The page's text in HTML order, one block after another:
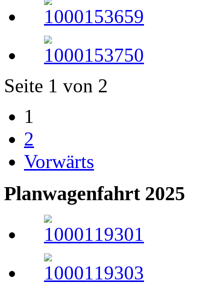
Seite 1 von 2
1
2
Vorwärts
Planwagenfahrt 2025